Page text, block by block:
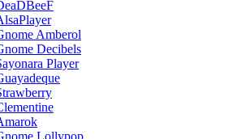
Amberol
Decibels
Player
Lollypop